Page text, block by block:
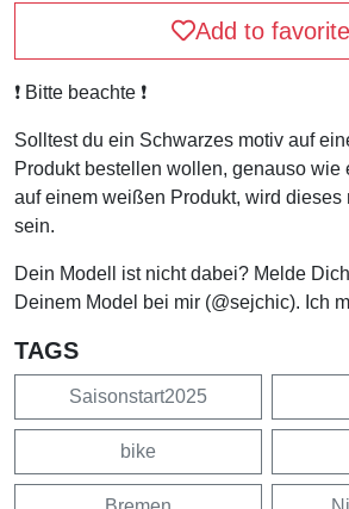
Add to
❗️ Bitte beachte ❗️
Solltest du ein Schwarzes motiv auf
Produkt bestellen wollen, genauso
auf einem weißen Produkt, wird dieses
sein.
Dein Modell ist nicht dabei? Melde
Deinem Model bei mir (@sejchic). Ich
TAGS
Saisonstart2025
bike